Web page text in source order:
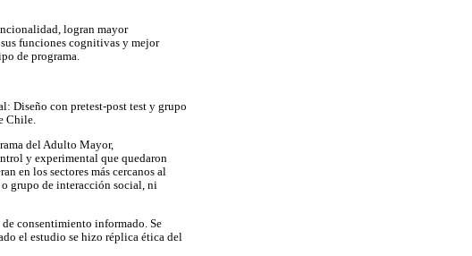
logran mayor
funciones cognitivas y mejor
de programa.
Diseño con pretest-post test y grupo
Chile.
del Adulto Mayor,
y experimental que quedaron
en los sectores más cercanos al
grupo de interacción social, ni
consentimiento informado. Se
el estudio se hizo réplica ética del